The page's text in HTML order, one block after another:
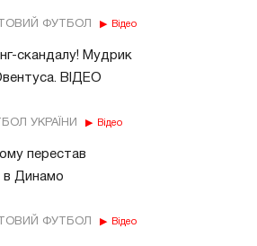
ФУТБОЛ Відео
скандалу! Мудрик
ВІДЕО
УКРАЇНИ Відео
перестав
в Динамо
ФУТБОЛ Відео